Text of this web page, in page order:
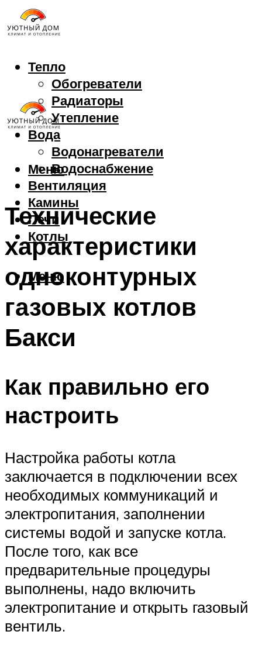
Тепло
Обогреватели
Радиаторы
Утепление
Вода
Водонагреватели
Водоснабжение
Вентиляция
Камины
Печи
Котлы
Меню
Меню
Технические
характеристики
одноконтурных
газовых котлов
Бакси
Как правильно его
настроить
Настройка работы котла
заключается в подключении всех
необходимых коммуникаций и
электропитания, заполнении
системы водой и запуске котла.
После того, как все
предварительные процедуры
выполнены, надо включить
электропитание и открыть газовый
вентиль.